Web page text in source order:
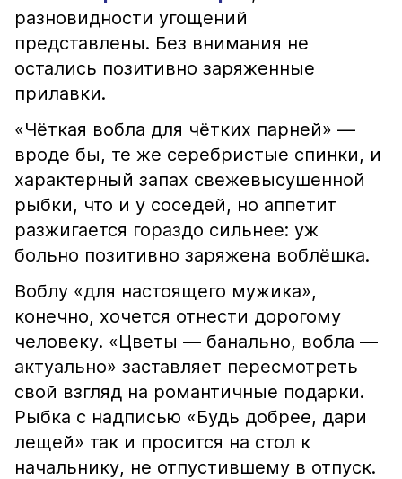
разновидности угощений
представлены. Без внимания не
остались позитивно заряженные
прилавки.
«Чёткая вобла для чётких парней» —
вроде бы, те же серебристые спинки, и
характерный запах свежевысушенной
рыбки, что и у соседей, но аппетит
разжигается гораздо сильнее: уж
больно позитивно заряжена воблёшка.
Воблу «для настоящего мужика»,
конечно, хочется отнести дорогому
человеку. «Цветы — банально, вобла —
актуально» заставляет пересмотреть
свой взгляд на романтичные подарки.
Рыбка с надписью «Будь добрее, дари
лещей» так и просится на стол к
начальнику, не отпустившему в отпуск.